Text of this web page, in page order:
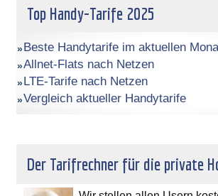
Top Handy-Tarife 2025
Beste Handytarife im aktuellen
Allnet-Flats nach Netzen
LTE-Tarife nach Netzen
Vergleich aktueller Handytarife
Der Tarifrechner für die private